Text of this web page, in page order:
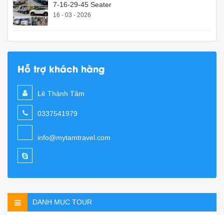
7-16-29-45 Seater
16 - 03 - 2026
Hỗ trợ khách hàng
Lê Thành Tâm
0337541979
info@mytamtravel.com
DANH MỤC TOUR